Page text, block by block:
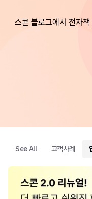
스콘 블로그에서 전자
See All 고객사례